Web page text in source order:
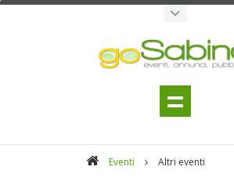
Eventi Altri eventi